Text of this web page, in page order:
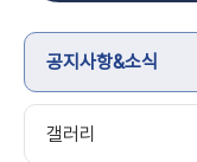
공지사항&소식
갤러리